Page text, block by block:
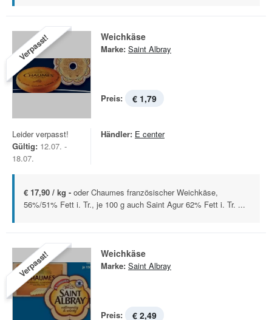
Verpasst! Weichkäse
Marke: Saint Albray
Preis: € 1,79
Leider verpasst!
Gültig: 12.07. -
18.07.
Händler: E center
€ 17,90 / kg - oder Chaumes französischer Weichkäse,
56%/51% Fett i. Tr., je 100 g auch Saint Agur 62% Fett i. Tr. ...
Verpasst! Weichkäse
Marke: Saint Albray
Preis: € 2,49